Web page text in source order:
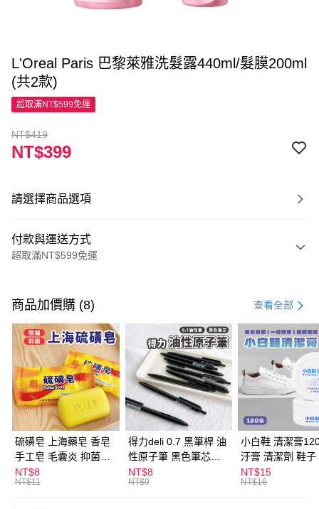
L'Oreal Paris 巴黎萊雅洗髮露440ml/髮膜200ml
(共2款)
超取滿NT$599免運
NT$419
NT$399
請選擇商品選項
付款與運送方式
超取滿NT$599免運
信用卡一次付款
超商取貨付款
LINE Pay
Apple Pay
街口支付
悠遊付
ATM付款
商品加價購 (8) 查看全部
硫磺皂 上海藥皂 香皂
手工皂 毛囊炎 抑菌除
蟎 清潔護膚 去油去痘
寵物皮膚病 狗狗貓咪
NT$8
NT$11
得力deli 0.7 黑筆桿 油
性原子筆 黑色筆芯
S304
NT$8
NT$9
小白鞋 清潔膏
汙膏 清潔劑 鞋子
漬 白皮鞋 鞋油
NT$15
NT$16